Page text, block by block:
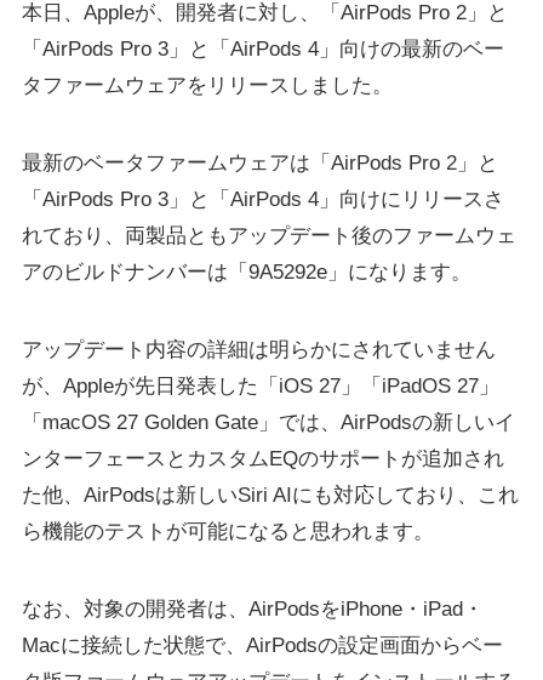
本日、Appleが、開発者に対し、「AirPods Pro 2」と
「AirPods Pro 3」と「AirPods 4」向けの最新のベー
タファームウェアをリリースしました。
最新のベータファームウェアは「AirPods Pro 2」と
「AirPods Pro 3」と「AirPods 4」向けにリリースさ
れており、両製品ともアップデート後のファームウェ
アのビルドナンバーは「9A5292e」になります。
アップデート内容の詳細は明らかにされていません
が、Appleが先日発表した「iOS 27」「iPadOS 27」
「macOS 27 Golden Gate」では、AirPodsの新しいイ
ンターフェースとカスタムEQのサポートが追加され
た他、AirPodsは新しいSiri AIにも対応しており、これ
ら機能のテストが可能になると思われます。
なお、対象の開発者は、AirPodsをiPhone・iPad・
Macに接続した状態で、AirPodsの設定画面からベー